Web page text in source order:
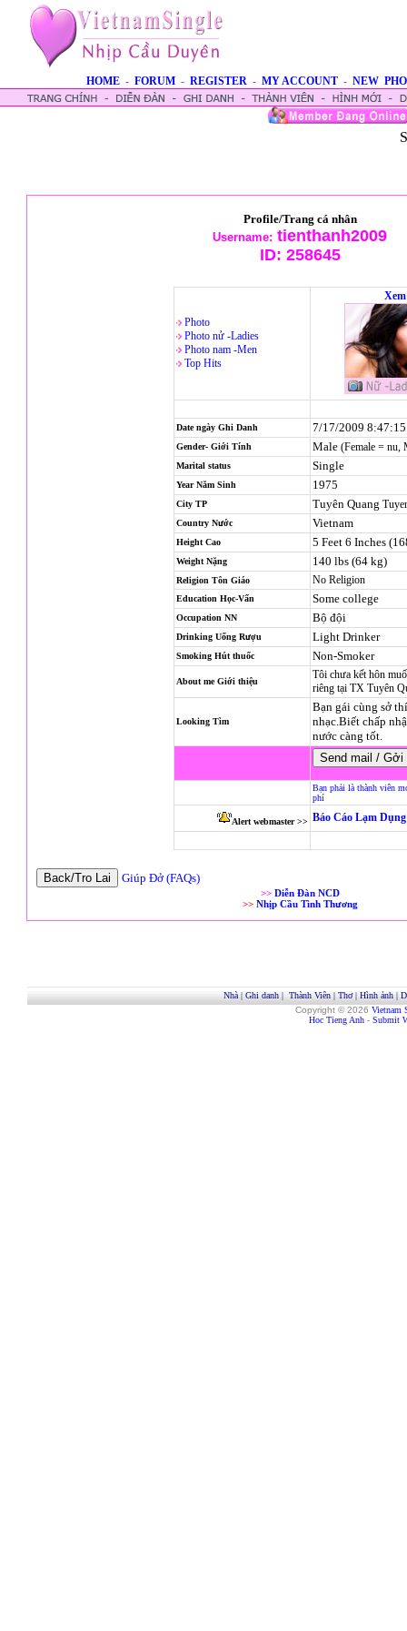
HOME - FORUM - REGISTER - MY ACCOUNT - NEW
Profile/Trang cá nhân
Username: tienthanh2009
ID: 258645
Photo
Photo nử -Ladies
Photo nam -Men
Top Hits
Date ngày Ghi Danh 7/17/2009
Gender- Giới Tính Male (Female = nu,
Marital status Single
Year Năm Sinh 1975
City TP Tuyên Quang
Country Nước Vietnam
Height Cao 5 Feet 6 Inches
Weight Nặng 140 lbs (64 kg)
Religion Tôn Giáo No Religion
Education Học-Vấn Some college
Occupation NN Bộ đội
Drinking Uống Rượu Light Drinker
Smoking Hút thuốc Non-Smoker
About me Giới thiệu
Tôi chưa kết hôn
riêng tại TX Tuyên
Looking Tìm
Bạn gái cùng sở
nhạc.Biết chấp
nước càng tốt.
Bạn phải là thành viên
phí
Alert webmaster >> Báo Cáo Lạm
Giúp Đở (FAQs)
>> Diễn Đàn NCD
>> Nhịp Cầu Tình Thương
Nhà| Ghi danh| Thành Viên| Thơ| Hình ảnh|
Copyright © 2026 Vietnam
Hoc Tieng Anh - Submit